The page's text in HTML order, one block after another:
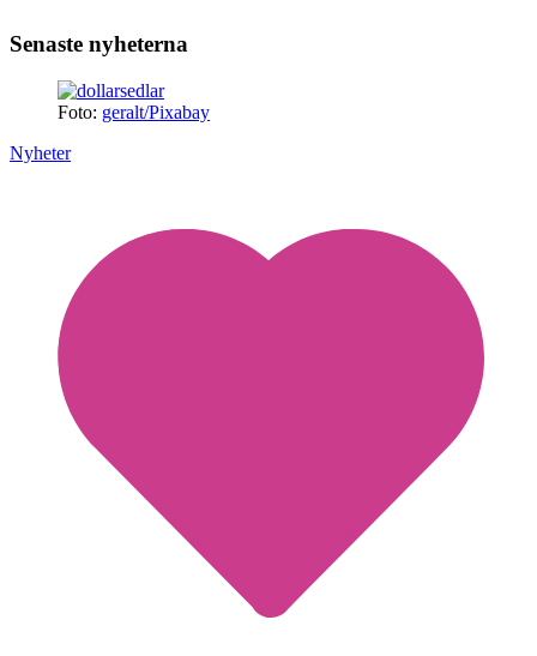
Senaste nyheterna
Foto: geralt/Pixabay
Nyheter